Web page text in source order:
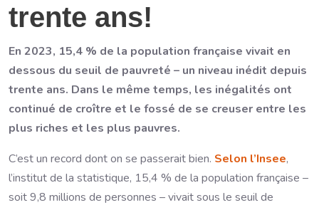
trente ans!
En 2023, 15,4 % de la population française vivait en
dessous du seuil de pauvreté – un niveau inédit depuis
trente ans. Dans le même temps, les inégalités ont
continué de croître et le fossé de se creuser entre les
plus riches et les plus pauvres.
C’est un record dont on se passerait bien. Selon l’Insee,
l’institut de la statistique, 15,4 % de la population française –
soit 9,8 millions de personnes – vivait sous le seuil de